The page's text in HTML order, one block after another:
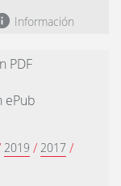
Información
PDF
ePub
2019 / 2017 /